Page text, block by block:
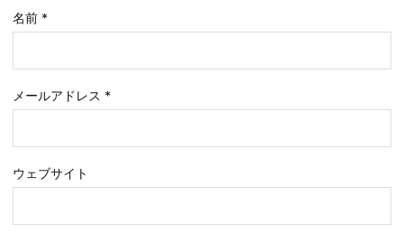
名前 *
メールアドレス *
ウェブサイト